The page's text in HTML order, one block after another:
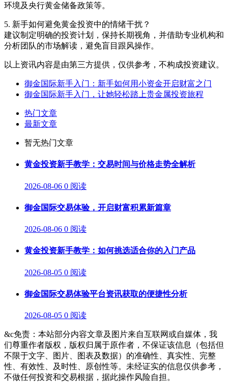
环境及央行黄金储备政策等。
5. 新手如何避免黄金投资中的情绪干扰？
建议制定明确的投资计划，保持长期视角，并借助专业机构和
分析团队的市场解读，避免盲目跟风操作。
以上资讯内容是由第三方提供，仅供参考，不构成投资建议。
御金国际新手入门：新手如何用小资金开启财富之门
御金国际新手入门，让她轻松踏上贵金属投资旅程
热门文章
最新文章
暂无热门文章
黄金投资新手教学：交易时间与价格走势全解析
2026-08-06 0 阅读
御金国际交易体验，开启财富积累新篇章
2026-08-06 0 阅读
黄金投资新手教学：如何挑选适合你的入门产品
2026-08-05 0 阅读
御金国际交易体验平台资讯获取的便捷性分析
2026-08-05 0 阅读
&c免责：本站部分内容文章及图片来自互联网或自媒体，我
们尊重作者版权，版权归属于原作者，不保证该信息（包括但
不限于文字、图片、图表及数据）的准确性、真实性、完整
性、有效性、及时性、原创性等。未经证实的信息仅供参考，
不做任何投资和交易根据，据此操作风险自担。